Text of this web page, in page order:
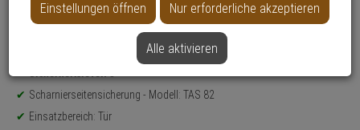
Scharnierseitensicherung - Modell: TAS 82
Einsatzbereich: Tür
Einstellungen öffnen Nur erforderliche akzeptieren
Alle aktivieren